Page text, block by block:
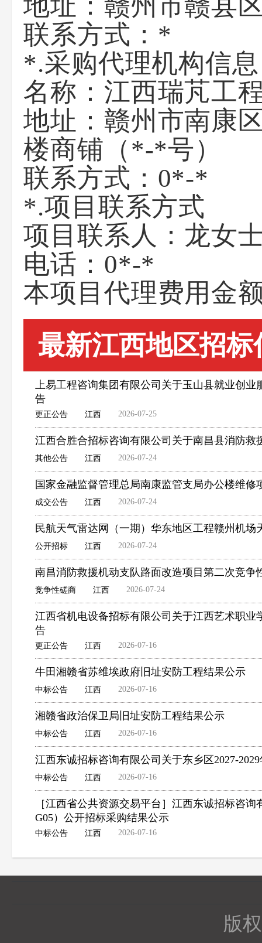
地址： 赣州市赣县
联系方式： *
*.采购代理机构信息
名称： 江西瑞芃工
地址： 赣州市南康
楼商铺（*-*号）
联系方式： 0*-*
*.项目联系方式
项目联系人： 龙女
电话： 0*-*
本项目代理费用金
最新江西地区招标
上易工程咨询集团有限公司关于玉山县就业创业
告
更正公告 江西 2026-07-25
江西合胜合招标咨询有限公司关于南昌县消防救
其他公告 江西 2026-07-24
国家金融监督管理总局南康监管支局办公楼维修
成交公告 江西 2026-07-24
民航天气雷达网（一期）华东地区工程赣州机
公开招标 江西 2026-07-24
南昌消防救援机动支队路面改造项目第二次竞争
竞争性磋商 江西 2026-07-24
江西省机电设备招标有限公司关于江西艺术职业
告
更正公告 江西 2026-07-16
牛田湘赣省苏维埃政府旧址安防工程结果公示
中标公告 江西 2026-07-16
湘赣省政治保卫局旧址安防工程结果公示
中标公告 江西 2026-07-16
江西东诚招标咨询有限公司关于东乡区2027-
中标公告 江西 2026-07-16
［江西省公共资源交易平台］江西东诚招标咨
G05）公开招标采购结果公示
中标公告 江西 2026-07-16
版